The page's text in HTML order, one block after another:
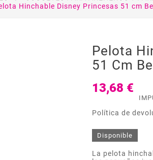
Hinchable Disney Princesas 51 cm
Pelota
51 Cm
13,68 €
Política de
Disponible
La pelota